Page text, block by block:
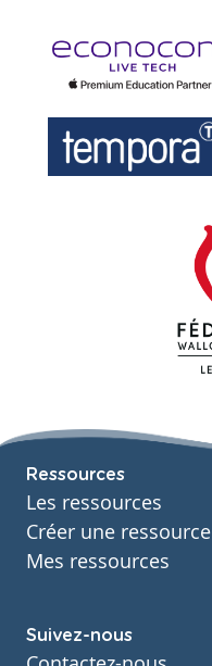
Ressources
Les ressources
Créer une ressource
Mes ressources
Suivez-nous